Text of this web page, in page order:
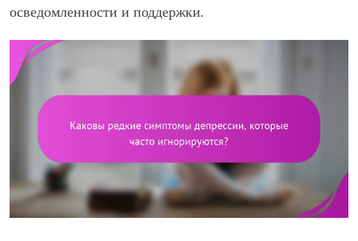
осведомленности и поддержки.